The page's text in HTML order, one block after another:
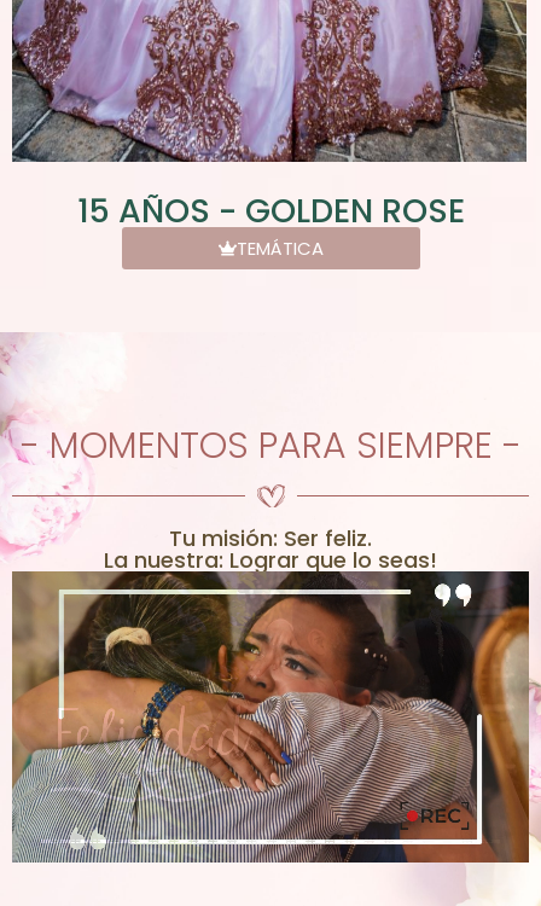
15 AÑOS - GOLDEN ROSE
TEMÁTICA
- MOMENTOS PARA SIEMPRE -
Tu misión: Ser feliz.
La nuestra: Lograr que lo seas!